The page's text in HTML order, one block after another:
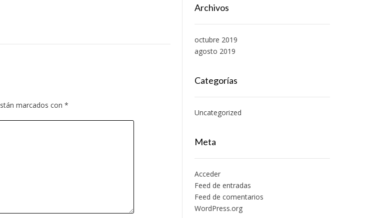
marcados con *
Archivos
octubre 2019
agosto 2019
Categorías
Uncategorized
Meta
Acceder
Feed de entradas
Feed de comentarios
WordPress.org